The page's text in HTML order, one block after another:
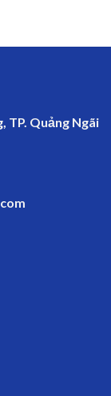
TP. Quảng Ngãi